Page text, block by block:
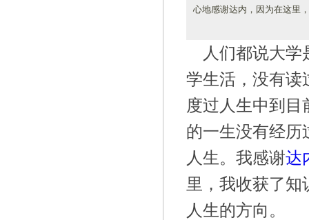
心地感谢达内，因为在这里
人们都说大
学生活，没有读
度过人生中到
的一生没有经历
人生。我感谢达
里，我收获了知
人生的方向。